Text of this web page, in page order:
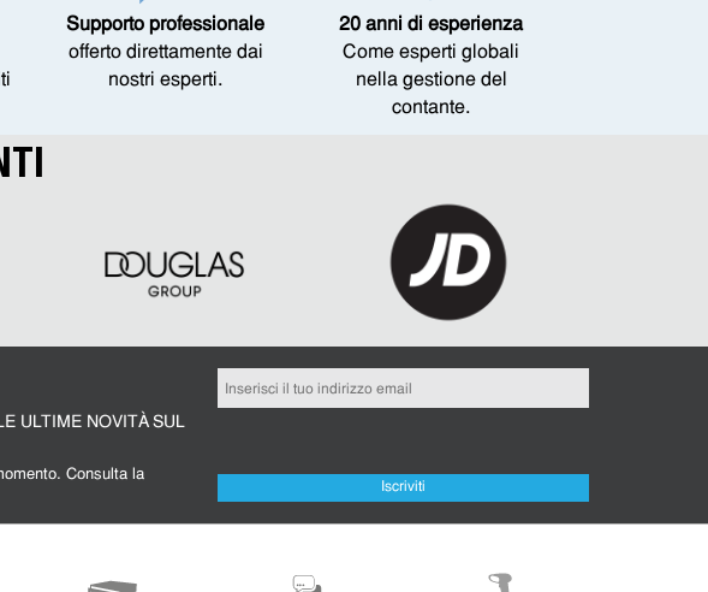
Supporto professionale
offerto direttamente dai
nostri esperti.
20 anni di esperienza
Come esperti globali
nella gestione del
contante.
ULTIME NOVITÀ SUL
Iscriviti